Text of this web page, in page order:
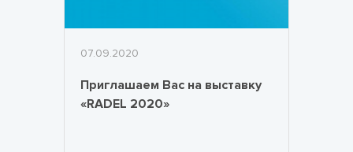
07.09.2020
Приглашаем Вас на выставку
«RADEL 2020»